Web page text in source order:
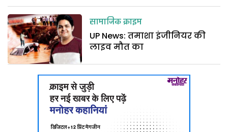
सामाजिक क्राइम
UP News: तमाशा इंजीनियर की
लाइव मौत का